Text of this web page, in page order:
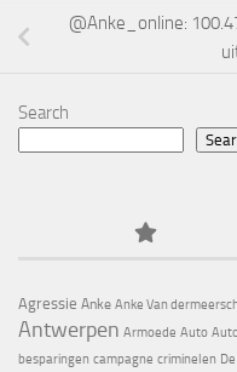
@Anke_online:
Search
Agressie Anke Anke Van dermeersch
Antwerpen Armoede Auto
besparingen campagne criminelen